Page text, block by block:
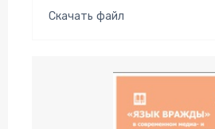
Скачать файл